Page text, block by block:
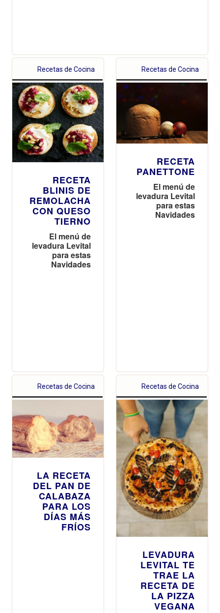
Recetas de Cocina
RECETA
BLINIS DE
REMOLACHA
CON QUESO
TIERNO
El menú de
levadura Levital
para estas
Navidades
Recetas de Cocina
RECETA
PANETTONE
El menú de
levadura Levital
para estas
Navidades
Recetas de Cocina
LA RECETA
DEL PAN DE
CALABAZA
PARA LOS
DÍAS MÁS
FRÍOS
Recetas de Cocina
LEVADURA
LEVITAL TE
TRAE LA
RECETA DE
LA PIZZA
VEGANA